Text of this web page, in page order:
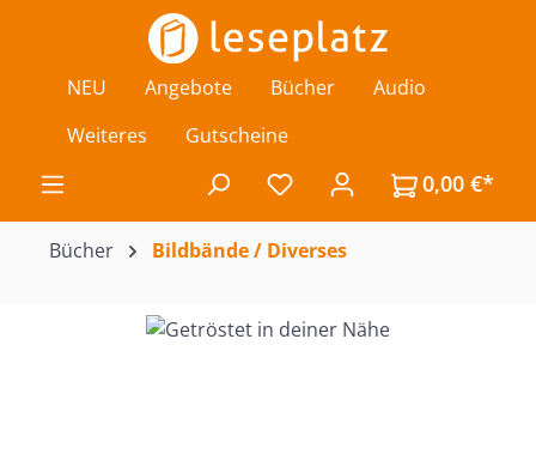
Zum Hauptinhalt springen
NEU Angebote Bücher
Audio
Weiteres
Gutscheine
Du hast 0 Produkte auf
0,00 €*
Bücher Bildbände / Diverses
Bildergalerie überspringen